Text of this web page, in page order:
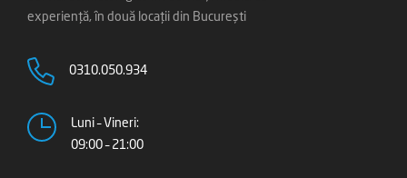
experiență, în două locații din București
0310.050.934
Luni – Vineri:
09:00 – 21:00